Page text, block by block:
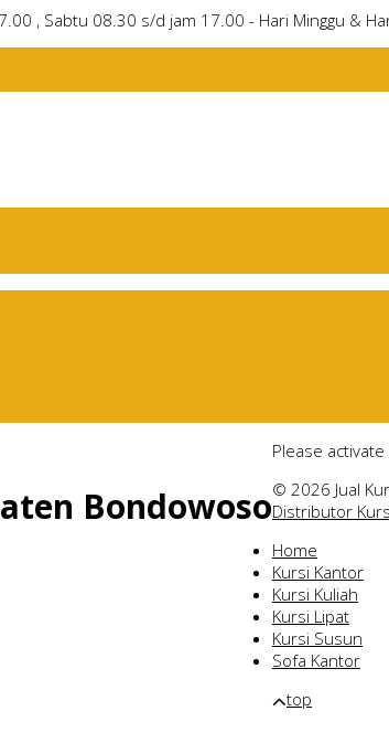
, Sabtu 08.30 s/d jam 17.00 - Hari Minggu &
Bondowoso
Please
© 2026 Jual
Distributor
Home
Kursi Kantor
Kursi Kuliah
Kursi Lipat
Kursi Susun
Sofa Kantor
top